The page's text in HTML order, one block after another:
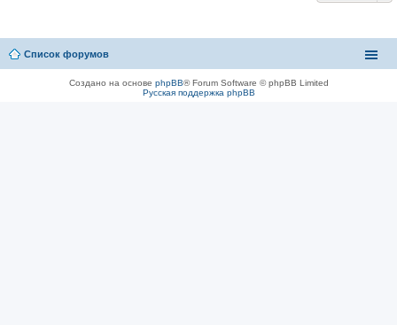
Список форумов
Создано на основе phpBB® Forum Software © phpBB Limited
Русская поддержка phpBB